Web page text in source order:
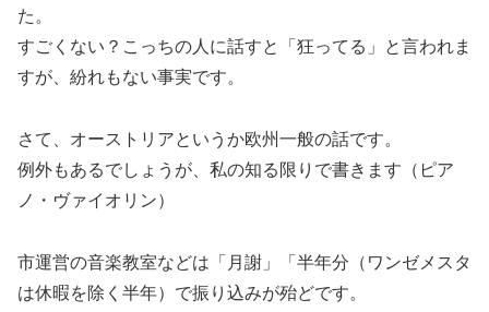
た。
すごくない？こっちの人に話すと「狂ってる」と言われま
すが、紛れもない事実です。
さて、オーストリアというか欧州一般の話です。
例外もあるでしょうが、私の知る限りで書きます（ピア
ノ・ヴァイオリン）
市運営の音楽教室などは「月謝」「半年分（ワンゼメスタ
は休暇を除く半年）で振り込みが殆どです。